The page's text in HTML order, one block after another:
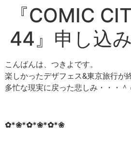
『COMIC
44』申し込
こんばんは、つきよです。
楽しかったデザフェス&東京旅行が
多忙な現実に戻った悲しみ・・・＾
✿*❀*✿*❀*✿*❀